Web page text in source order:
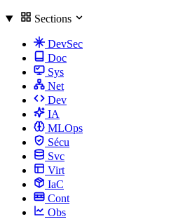
Sections
DevSec
Doc
Sys
Net
Dev
IA
MLOps
Sécu
Svc
Virt
IaC
Cont
Obs